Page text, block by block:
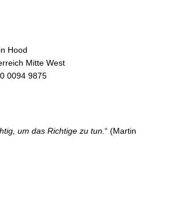
Hood
Mitte West
0094 9875
um das Richtige zu tun. “ (Martin